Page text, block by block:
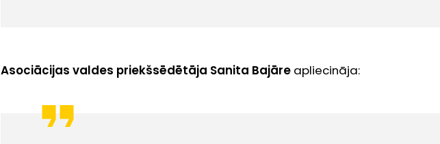
Asociācijas valdes priekšsēdētāja Sanita Bajāre apliecināja: